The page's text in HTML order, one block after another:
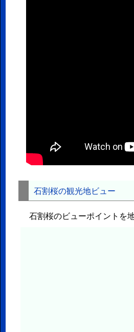
石割桜の観光地ビュー
石割桜のビューポイントを